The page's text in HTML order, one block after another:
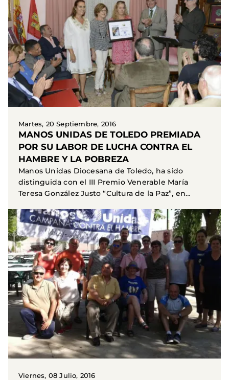
Martes, 20 Septiembre, 2016
MANOS UNIDAS DE TOLEDO PREMIADA
POR SU LABOR DE LUCHA CONTRA EL
HAMBRE Y LA POBREZA
Manos Unidas Diocesana de Toledo, ha sido
distinguida con el III Premio Venerable María
Teresa González Justo “Cultura de la Paz”, en
Viernes, 08 Julio, 2016